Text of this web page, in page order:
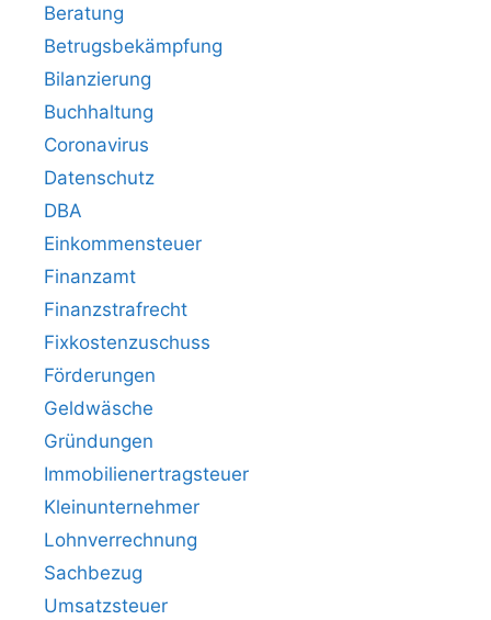
Beratung
Betrugsbekämpfung
Bilanzierung
Buchhaltung
Coronavirus
Datenschutz
DBA
Einkommensteuer
Finanzamt
Finanzstrafrecht
Fixkostenzuschuss
Förderungen
Geldwäsche
Gründungen
Immobilienertragsteuer
Kleinunternehmer
Lohnverrechnung
Sachbezug
Umsatzsteuer